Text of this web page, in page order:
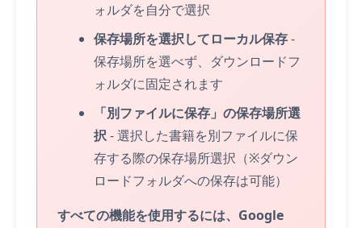
ォルダを自分で選択
保存場所を選択してローカル保存-
保存場所を選べず、ダウンロードフ
ォルダに固定されます
「別ファイルに保存」の保存場所選
択- 選択した書籍を別ファイルに保
存する際の保存場所選択（※ダウン
ロードフォルダへの保存は可能）
すべての機能を使用するには、Google